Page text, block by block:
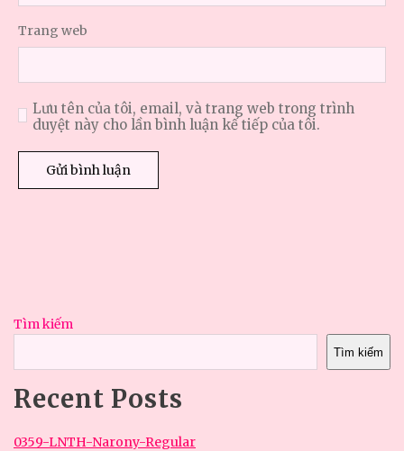
Trang web
Lưu tên của tôi, email, và trang web trong trình
duyệt này cho lần bình luận kế tiếp của tôi.
Tìm kiếm
Tìm kiếm
Recent Posts
0359-LNTH-Narony-Regular